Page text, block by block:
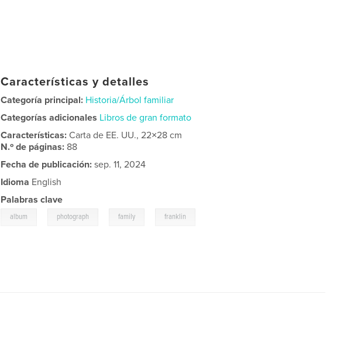
Características y detalles
Categoría principal: Historia/Árbol familiar
Categorías adicionales Libros de gran formato
Características:Carta de EE. UU., 22×28 cm
N.º de páginas: 88
Fecha de publicación: sep. 11, 2024
Idioma English
Palabras clave
album photograph family franklin